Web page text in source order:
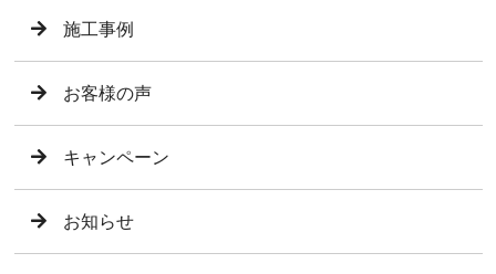
施工事例
お客様の声
キャンペーン
お知らせ